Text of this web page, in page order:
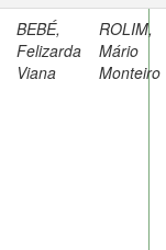
BEBÉ,
Felizarda
Viana
ROLIM,
Mário
Monteiro